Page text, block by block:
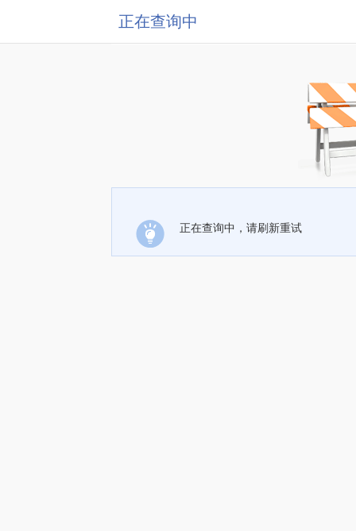
正在查询中
正在查询中，请刷新重试